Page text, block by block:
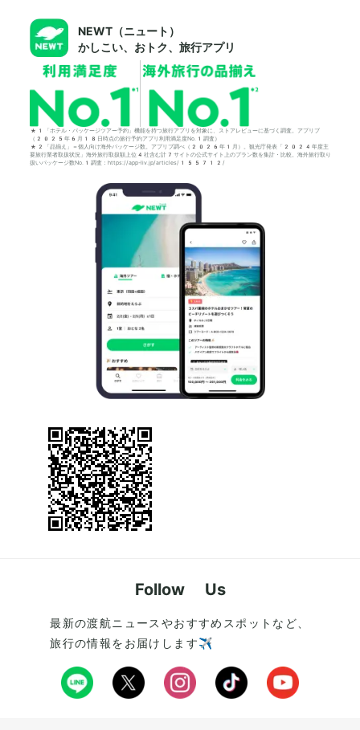
NEWT（ニュート）
かしこい、おトク、旅行アプリ
*1「ホテル・パッケージツアー予約」機能を持つ旅行アプリを対象に、ストアレビューに基づく調査。アプリブ
（2025年6月18日時点の旅行予約アプリ利用満足度No.1調査）
*2「品揃え」＝個人向け海外パッケージ数。アプリブ調べ（2026年1月）。観光庁発表「2024年度主
要旅行業者取扱状況」海外旅行取扱額上位4社含む計7サイトの公式サイト上のプラン数を集計・比較。海外旅行取り
扱いパッケージ数No.1調査：https://app-liv.jp/articles/155712/
Follow Us
最新の渡航ニュースやおすすめスポットなど、
旅行の情報をお届けします✈️